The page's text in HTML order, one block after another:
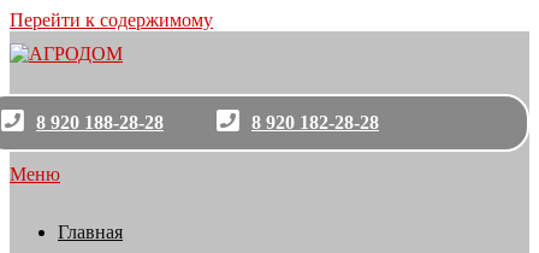
Перейти к содержимому
8 920 188-28-28 8 920 182-28-28
Меню
Главная